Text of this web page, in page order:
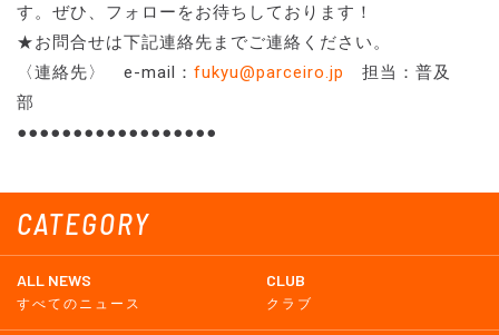
CATEGORY
ALL NEWS
すべてのニュース
CLUB
クラブ
す。ぜひ、フォローをお待ちしております！
★お問合せは下記連絡先までご連絡ください。
〈連絡先〉 e-mail： fukyu@parceiro.jp
担当：普及
部
●●●●●●●●●●●●●●●●●●